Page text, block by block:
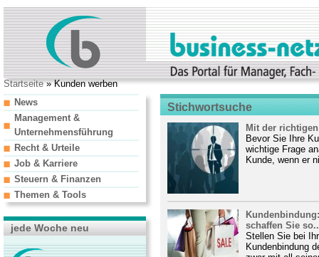
Startseite» Kunden werben
Stichwortsuche
Mit der
Bevor Sie Ihre
wichtige Frage
Kunde, wenn er
schaffen Sie
Stellen Sie bei
Kundenbindung
News
Management &
Unternehmensführung
Recht & Urteile
Job & Karriere
Steuern & Finanzen
Themen & Tools
jede Woche neu